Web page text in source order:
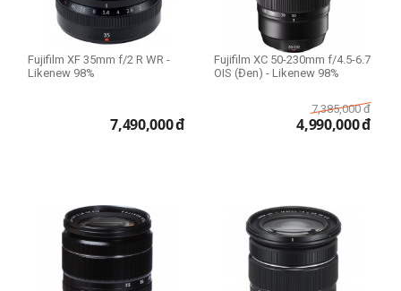
Fujifilm XF 35mm f/2 R WR -
Likenew 98%
7,490,000đ
Fujifilm XC 50-230mm f/4.5-6.7
OIS (Đen) - Likenew 98%
7,385,000 đ
4,990,000đ